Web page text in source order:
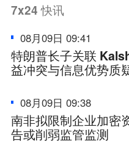
7x24快讯
08月09日 09:41
特朗普长子关联
益冲突与信息优势质
08月09日 09:38
南非拟限制企业加密
告或削弱监管监测